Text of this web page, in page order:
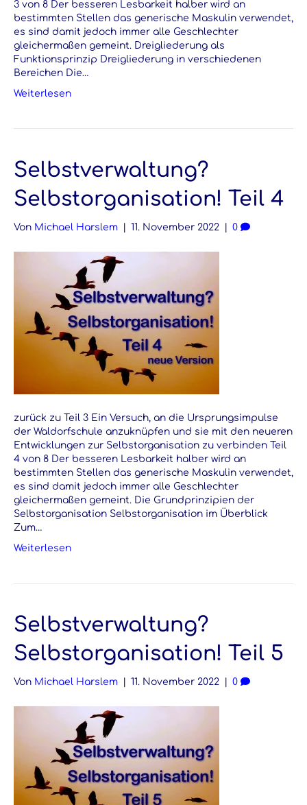
3 von 8 Der besseren Lesbarkeit halber wird an
bestimmten Stellen das generische Maskulin verwendet,
es sind damit jedoch immer alle Geschlechter
gleichermaßen gemeint. Dreigliederung als
Funktionsprinzip Dreigliederung in verschiedenen
Bereichen Die…
Weiterlesen
Selbstverwaltung?
Selbstorganisation! Teil 4
Von Michael Harslem 11. November 2022 0
zurück zu Teil 3 Ein Versuch, an die Ursprungsimpulse
der Waldorfschule anzuknüpfen und sie mit den neueren
Entwicklungen zur Selbstorganisation zu verbinden Teil
4 von 8 Der besseren Lesbarkeit halber wird an
bestimmten Stellen das generische Maskulin verwendet,
es sind damit jedoch immer alle Geschlechter
gleichermaßen gemeint. Die Grundprinzipien der
Selbstorganisation Selbstorganisation im Überblick
Zum…
Weiterlesen
Selbstverwaltung?
Selbstorganisation! Teil 5
Von Michael Harslem 11. November 2022 0